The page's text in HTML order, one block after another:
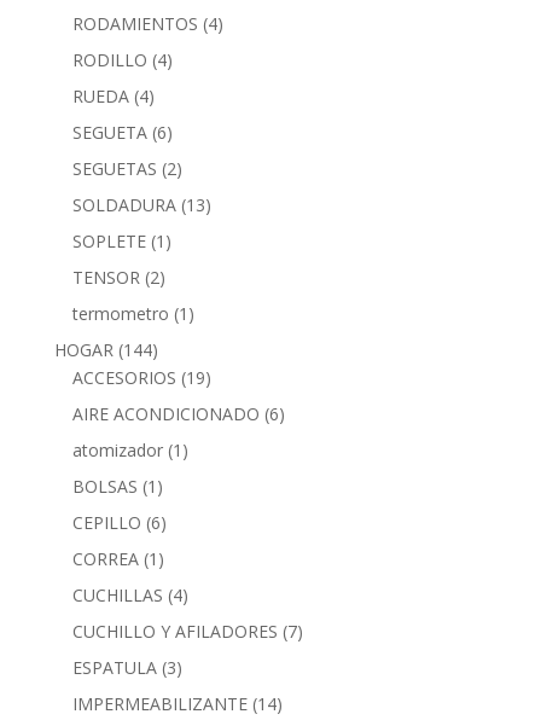
RODAMIENTOS (4)
RODILLO (4)
RUEDA (4)
SEGUETA (6)
SEGUETAS (2)
SOLDADURA (13)
SOPLETE (1)
TENSOR (2)
termometro (1)
HOGAR (144)
ACCESORIOS (19)
AIRE ACONDICIONADO (6)
atomizador (1)
BOLSAS (1)
CEPILLO (6)
CORREA (1)
CUCHILLAS (4)
CUCHILLO Y AFILADORES (7)
ESPATULA (3)
IMPERMEABILIZANTE (14)